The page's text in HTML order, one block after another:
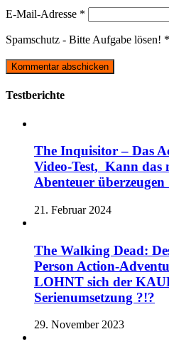
E-Mail-Adresse *
Spamschutz - Bitte Aufgabe lösen! *
Testberichte
The Inquisitor – Das
Video-Test, Kann das
Abenteuer überzeugen
21. Februar 2024
The Walking Dead:
Person Action-
LOHNT sich der
Serienumsetzung ?!?
29. November 2023